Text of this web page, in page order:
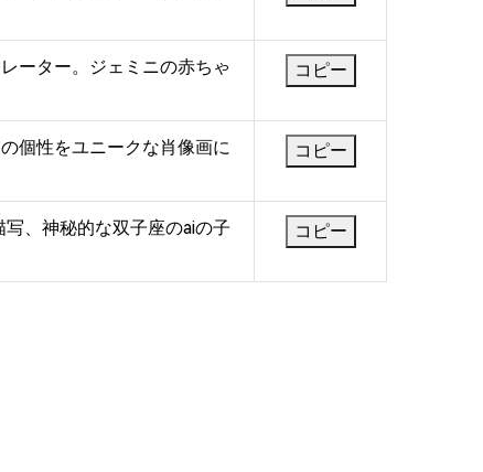
ーター。ジェミニの赤ちゃ
コピー
個性をユニークな肖像画に
コピー
、神秘的な双子座のaiの子
コピー